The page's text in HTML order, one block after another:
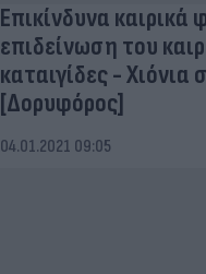
Επικίνδυνα καιρικά
επιδείνωση του
καταιγίδες - Χιόνια
[Δορυφόρος]
04.01.2021 09:05